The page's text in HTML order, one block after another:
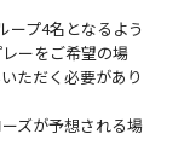
ープ4名となるよう
ーをご希望の場
ただく必要があり
ズが予想される場